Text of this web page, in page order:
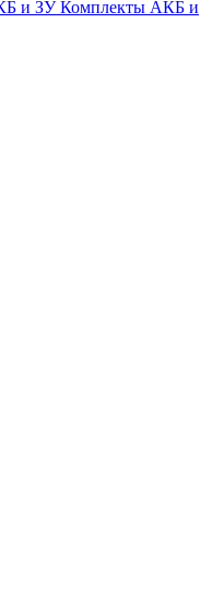
Комплекты АКБ и